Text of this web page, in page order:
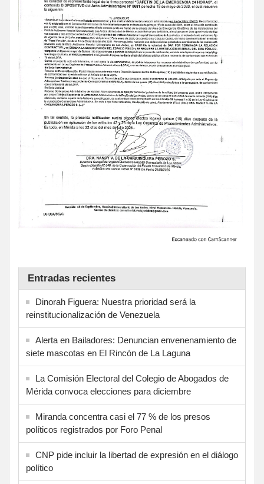
Entradas recientes
Dinorah Figuera: Nuestra prioridad será la
reinstitucionalización de Venezuela
Alerta en Bailadores: Denuncian envenenamiento de
siete mascotas en El Rincón de La Laguna
La Comisión Electoral del Colegio de Abogados de
Mérida convoca elecciones para diciembre
Miranda concentra casi el 77 % de los presos
políticos registrados por Foro Penal
CNP pide incluir la libertad de expresión en el diálogo
político